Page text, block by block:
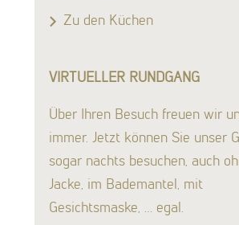
Zu den Küchen
VIRTUELLER RUNDGANG
Über Ihren Besuch freuen wir
immer. Jetzt können Sie unser
sogar nachts besuchen, auch
Jacke, im Bademantel, mit
Gesichtsmaske, … egal.